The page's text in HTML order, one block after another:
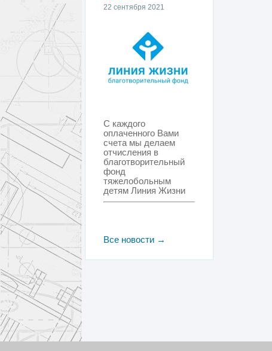
22 сентября 2021
С каждого
оплаченного Вами
счета мы делаем
отчисления в
благотворительный
фонд
тяжелобольным
детям Линия Жизни
Все новости →